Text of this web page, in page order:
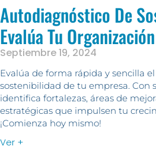
Autodiagnóstico De
Evalúa Tu
Septiembre 19, 2024
Evalúa de forma rápida y sencilla
sostenibilidad de tu empresa. Con
identifica fortalezas, áreas de
estratégicas que impulsen tu
¡Comienza hoy mismo!
Ver +